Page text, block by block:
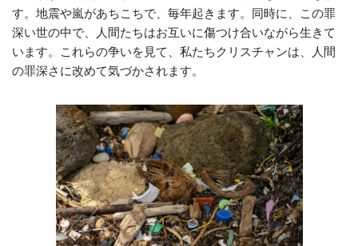
す。地震や嵐があちこちで、毎年起きます。同時に、この罪
深い世の中で、人間たちはお互いに傷つけ合いながら生きて
います。これらの争いを見て、私たちクリスチャンは、人間
の罪深さに改めて気づかされます。